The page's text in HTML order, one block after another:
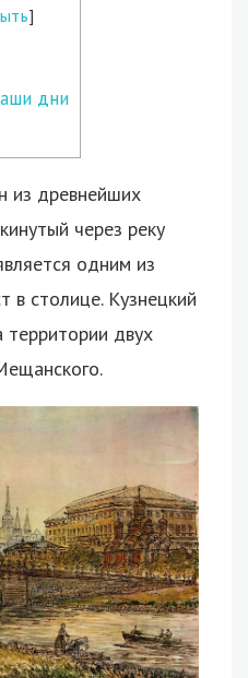
]
дни
из древнейших
через реку
одним из
в столице. Кузнецкий
территории двух